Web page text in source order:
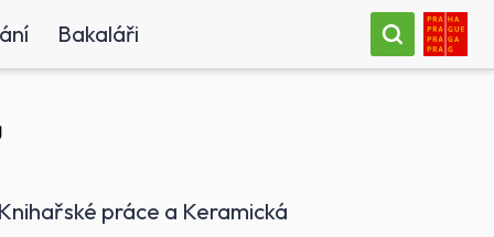
Bakaláři
práce a Keramická